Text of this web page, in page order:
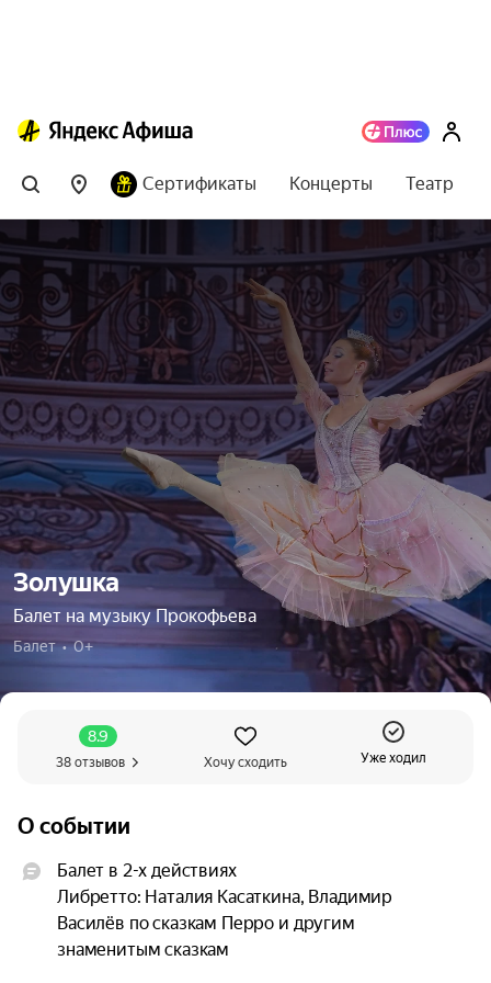
Сертификаты Концерты Театр
Золушка
Балет на музыку Прокофьева
Балет  •  0+
8.9
38 отзывов Хочу сходить Уже ходил
О событии
Балет в 2-х действиях
Либретто: Наталия Касаткина, Владимир
Василёв по сказкам Перро и другим
знаменитым сказкам